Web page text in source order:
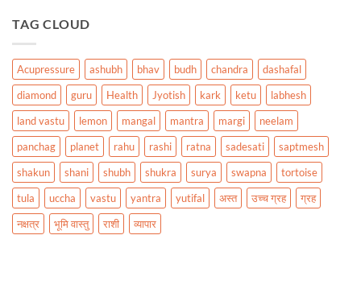
TAG CLOUD
Acupressure ashubh bhav budh chandra
dashafal
diamond
guru Health Jyotish kark ketu
labhesh
land vastu
lemon mangal mantra margi
neelam
panchag
planet rahu rashi ratna sadesati
saptmesh
shakun
shani shubh shukra surya swapna
tortoise
tula
uccha vastu yantra yutifal अस्त उच्च ग्रह
ग्रह
नक्षत्र
भूमि वास्तु राशी व्यापार